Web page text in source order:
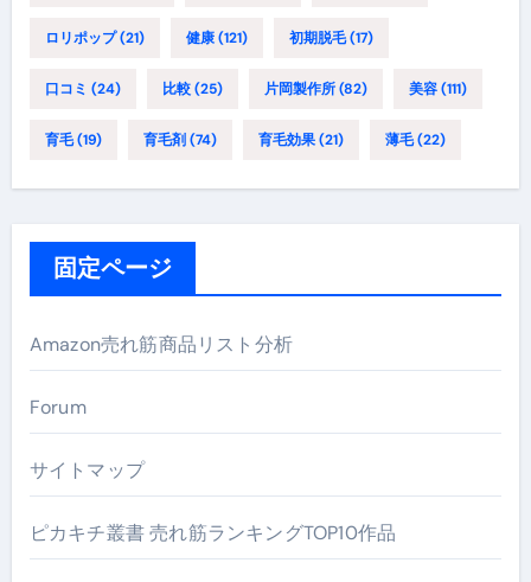
ロリポップ(21) 健康(121) 初期脱毛(17)
口コミ (24) 比較(25) 片岡製作所(82) 美容(111)
育毛(19) 育毛剤 (74) 育毛効果(21) 薄毛(22)
固定ページ
Amazon売れ筋商品リスト分析
Forum
サイトマップ
ピカキチ叢書 売れ筋ランキングTOP10作品